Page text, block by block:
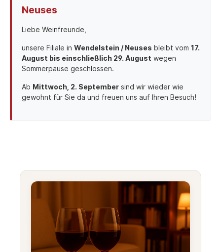
Neuses
Liebe Weinfreunde,
unsere Filiale in Wendelstein / Neuses bleibt vom 17.
August bis einschließlich 29. August wegen
Sommerpause geschlossen.
Ab Mittwoch, 2. September sind wir wieder wie
gewohnt für Sie da und freuen uns auf Ihren Besuch!